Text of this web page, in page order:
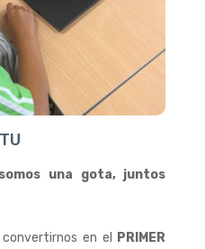
una gota, juntos
en el PRIMER